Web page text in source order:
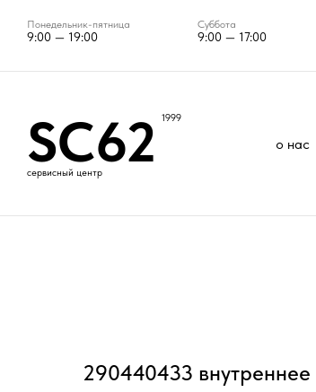
Понедельник-пятница
9:00 — 19:00
Суббота
9:00 — 17:00
о нас
SC62 1999
сервисный центр
290440433 внутреннее